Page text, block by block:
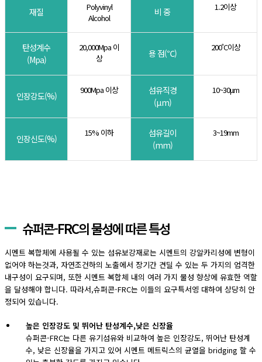
재질
Polyvinyl
Alcohol
비 중 1.2이상
탄성계수
(Mpa)
20,000Mpa 이
상
용 점(℃)
200˚C이상
인장강도(%)
900Mpa 이상
섬유직경
(μm)
10~30μm
인장신도(%)
15% 이하
섬유길이
(mm)
3~19mm
슈퍼콘-FRC의 물성에 따른 특성
시멘트 복합체에 사용될 수 있는 섬유보강재로는 시멘트의 강알카리성에 변형이
없어야 하는것과, 자연조건하의 노출에서 장기간 견딜 수 있는 두 가지의 엄격한
내구성이 요구되며, 또한 시멘트 복합체 내의 여러 가지 물성 향상에 유효한 역할
을 달성해야 합니다. 따라서,슈퍼콘-FRC는 이들의 요구특서엥 대하여 상당히 안
정되어 있습니다.
높은 인장강도 및 뛰어난 탄성계수,낮은 신장율
슈퍼콘-FRC는 다른 유기섬유와 비교하여 높은 인장강도, 뛰어난 탄성계
수, 낮은 신장율을 가지고 있어 시멘트 메트릭스의 균열을 bridging 할 수